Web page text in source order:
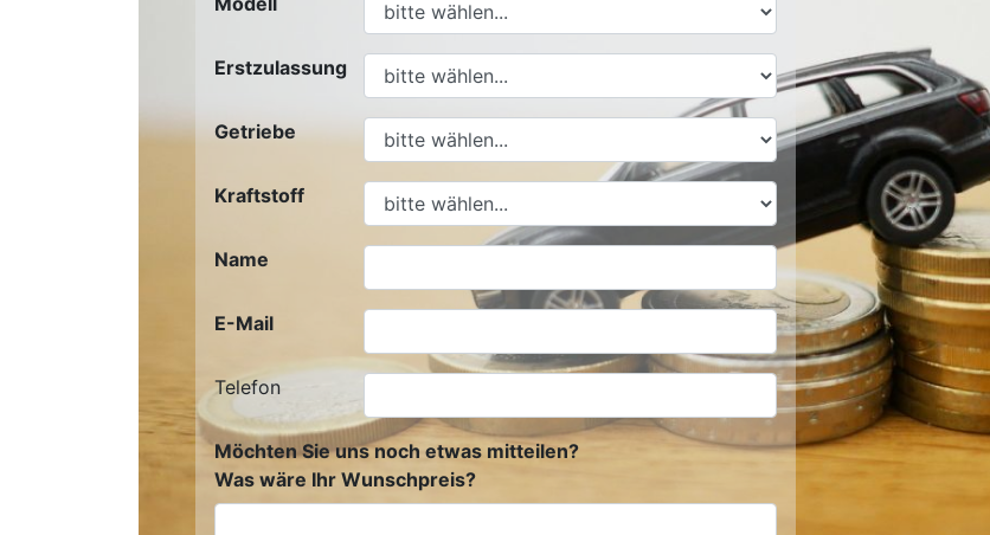
Erstzulassung
Getriebe
Kraftstoff
Name
E-Mail
Telefon
Möchten Sie uns noch etwas mitteilen?
Was wäre Ihr Wunschpreis?